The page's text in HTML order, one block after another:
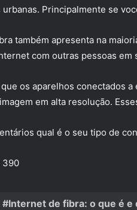
urbanas. Principalmente se
também apresenta na
com outras pessoas em
os aparelhos conectados
em alta resolução.
qual é o seu tipo de
390
Internet de fibra: o que é e